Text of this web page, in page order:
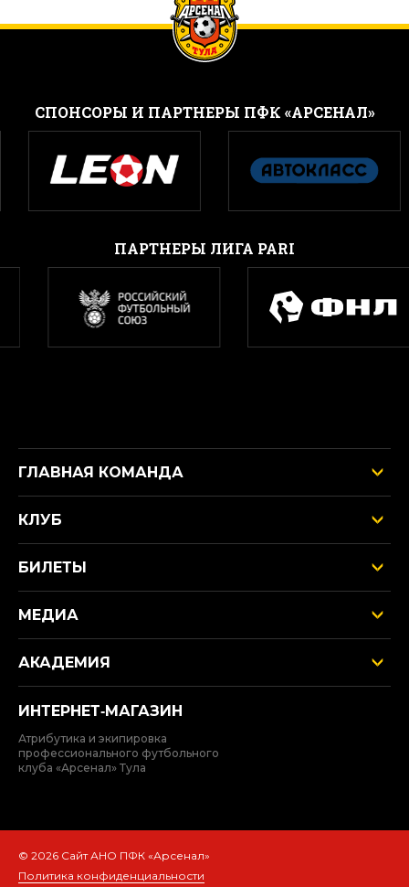
CПОНСОРЫ И ПАРТНЕРЫ ПФК «АРСЕНАЛ»
ПАРТНЕРЫ ЛИГА PARI
ГЛАВНАЯ КОМАНДА
КЛУБ
БИЛЕТЫ
МЕДИА
АКАДЕМИЯ
ИНТЕРНЕТ‑МАГАЗИН
Атрибутика и экипировка
профессионального футбольного
клуба «Арсенал» Тула
© 2026 Сайт АНО ПФК «Арсенал»
Политика конфиденциальности